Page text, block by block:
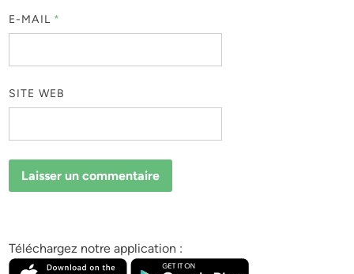
E-MAIL *
SITE WEB
Téléchargez notre application :